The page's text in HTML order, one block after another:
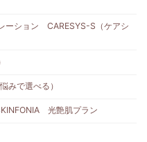
ーション CARESYS-S（ケアシ
みで選べる）
光艶肌プラン